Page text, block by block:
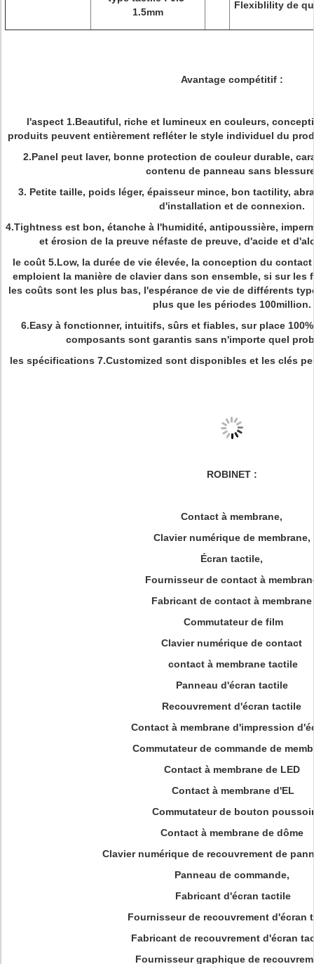
1.5mm
Flexiblility de
Avantage compétitif :
l'aspect 1.Beautiful, riche et lumineux en couleurs,
produits peuvent entièrement refléter le style individuel du
2.Panel peut laver, bonne protection de couleur durable,
contenu de panneau sans
3. Petite taille, poids léger, épaisseur mince, bon tactility,
d'installation et de connexion.
4.Tightness est bon, étanche à l'humidité, antipoussière,
et érosion de la preuve néfaste de preuve, d'acide et
le coût 5.Low, la durée de vie élevée, la conception du
emploient la manière de clavier dans son ensemble, si sur les
les coûts sont les plus bas, l'espérance de vie de différents
plus que les périodes 100million.
6.Easy à fonctionner, intuitifs, sûrs et fiables, sur place
composants sont garantis sans n'importe quel
les spécifications 7.Customized sont disponibles et les clés
ROBINET :
Contact à membrane,
Clavier numérique de membrane,
Écran tactile,
Fournisseur de contact à
Fabricant de contact à membrane
Commutateur de film
Clavier numérique de contact
contact à membrane tactile
Panneau d'écran tactile
Recouvrement d'écran tactile
Contact à membrane d'impression
Commutateur de commande de
Contact à membrane de LED
Contact à membrane d'EL
Commutateur de bouton poussoir
Contact à membrane de dôme
Clavier numérique de recouvrement de
Panneau de commande,
Fabricant d'écran tactile
Fournisseur de recouvrement d'écran
Fabricant de recouvrement d'écran
Fournisseur graphique de